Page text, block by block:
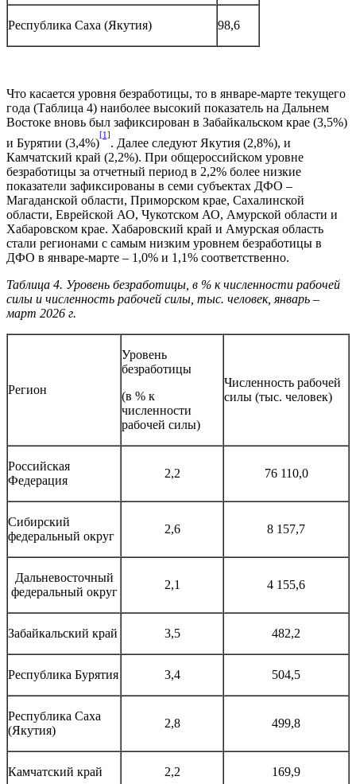
Республика Саха (Якутия) 98,6
Что касается уровня безработицы, то в январе-марте текущего
года (Таблица 4) наиболее высокий показатель на Дальнем
Востоке вновь был зафиксирован в Забайкальском крае (3,5%)
и Бурятии (3,4%)
[1]
. Далее следуют Якутия (2,8%), и
Камчатский край (2,2%). При общероссийском уровне
безработицы за отчетный период в 2,2% более низкие
показатели зафиксированы в семи субъектах ДФО –
Магаданской области, Приморском крае, Сахалинской
области, Еврейской АО, Чукотском АО, Амурской области и
Хабаровском крае. Хабаровский край и Амурская область
стали регионами с самым низким уровнем безработицы в
ДФО в январе-марте – 1,0% и 1,1% соответственно.
Таблица 4. Уровень безработицы, в % к численности рабочей
силы и численность рабочей силы, тыс. человек, январь –
март 2026 г.
Регион
Уровень
безработицы
(в % к
численности
рабочей силы)
Численность рабочей
силы (тыс. человек)
Российская
Федерация
2,2 76 110,0
Сибирский
федеральный округ
2,6 8 157,7
Дальневосточный
федеральный округ
2,1 4 155,6
Забайкальский край 3,5 482,2
Республика Бурятия 3,4 504,5
Республика Саха
(Якутия)
2,8 499,8
Камчатский край 2,2 169,9